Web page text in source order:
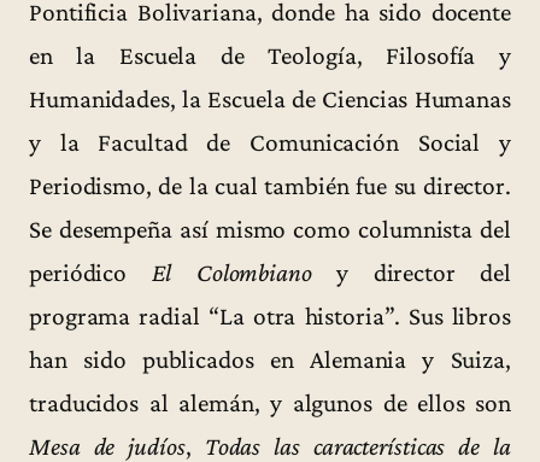
Pontificia Bolivariana, donde ha sido docente
en la Escuela de Teología, Filosofía y
Humanidades, la Escuela de Ciencias Humanas
y la Facultad de Comunicación Social y
Periodismo, de la cual también fue su director.
Se desempeña así mismo como columnista del
periódico El Colombianoy director del
programa radial “La otra historia”. Sus libros
han sido publicados en Alemania y Suiza,
traducidos al alemán, y algunos de ellos son
Mesa de judíos, Todas las características de la